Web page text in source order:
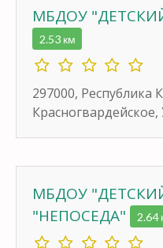
МБДОУ
2.53 км
297000, Республика
МБДОУ
"НЕПОСЕДА"
2.64